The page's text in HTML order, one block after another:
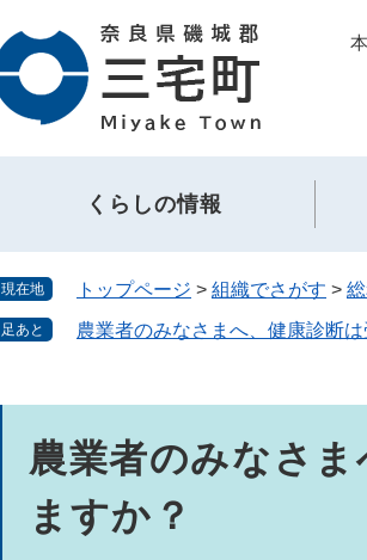
くらしの情報
現在地 トップページ > 組織でさがす >
足あと 農業者のみなさまへ、健康診断
農業者のみなさ
ますか？